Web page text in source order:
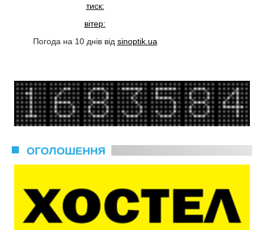
тиск:
вітер:
Погода на 10 днів від sinoptik.ua
ОГОЛОШЕННЯ